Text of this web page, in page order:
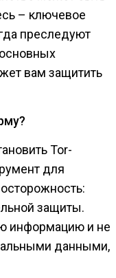
– ключевое
преследуют
вам защитить
Tor-
для
защиты.
информацию и не
данными,